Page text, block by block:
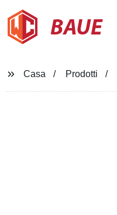
BAUE
Casa Prodotti